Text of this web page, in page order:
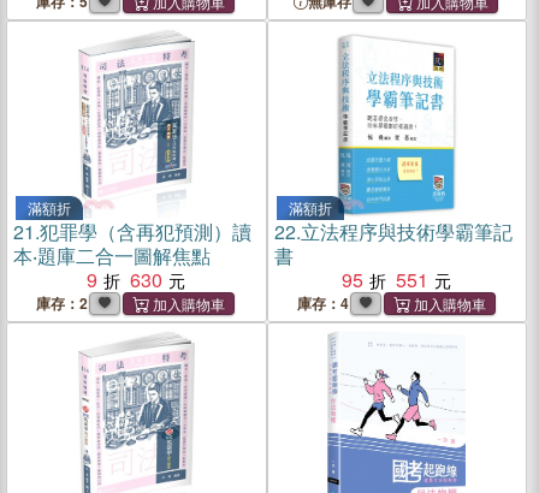
滿額折
21.犯罪學（含再犯預測）讀
本‧題庫二合一圖解焦點
9
630
庫存：2
滿額折
22.立法程序與技術學霸筆記
書
95
551
庫存：4